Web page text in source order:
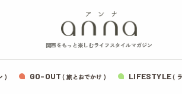
関西をもっと楽しむライフスタイルマガジン
) GO-OUT ( 旅とおでかけ ) LIFESTYLE(